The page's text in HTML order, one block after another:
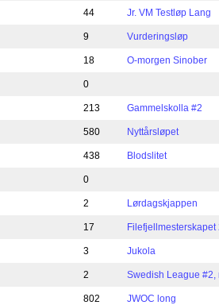
44 Jr. VM Testløp Lang
9 Vurderingsløp
18 O-morgen Sinober
0
213 Gammelskolla #2
580 Nyttårsløpet
438 Blodslitet
0
2 Lørdagskjappen
17 Filefjellmesterskapet
3 Jukola
2 Swedish League #2,
802 JWOC long